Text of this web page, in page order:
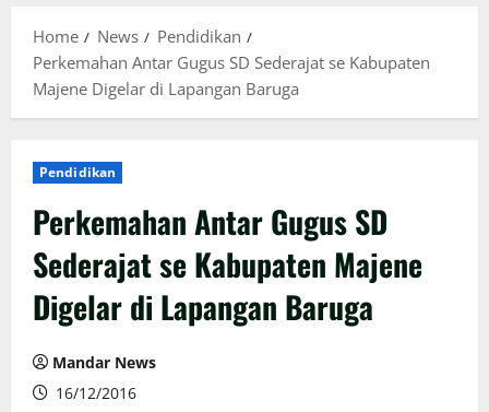
Home News
Pendidikan
Perkemahan Antar Gugus SD Sederajat se Kabupaten
Majene Digelar di Lapangan Baruga
Pendidikan
Perkemahan Antar Gugus SD
Sederajat se Kabupaten Majene
Digelar di Lapangan Baruga
Mandar News
16/12/2016